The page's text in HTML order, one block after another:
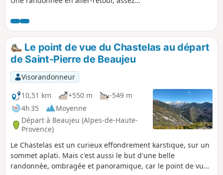
en forêt. De superbes points de vue sur la
vallée.
Le point de vue du Chastelas au départ
de Saint-Pierre de Beaujeu
Visorandonneur
10,51 km
+550 m
-549 m
4h 35
Moyenne
Départ à Beaujeu (Alpes-de-Haute-
Provence)
Le Chastelas est un curieux effondrement karstique, sur un
sommet aplati. Mais c'est aussi le but d'une belle
randonnée, ombragée et panoramique, car le point de vue